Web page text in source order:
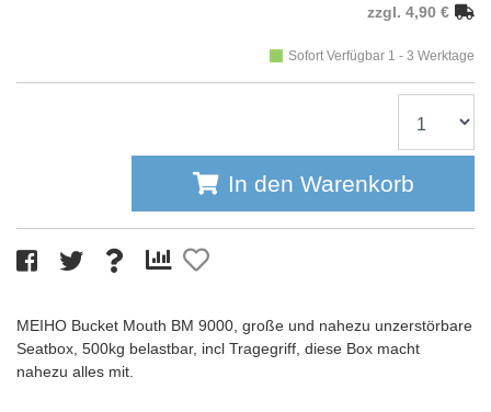
zzgl. 4,90 €
Sofort Verfügbar 1 - 3 Werktage
In den Warenkorb
MEIHO Bucket Mouth BM 9000, große und nahezu unzerstörbare
Seatbox, 500kg belastbar, incl Tragegriff, diese Box macht
nahezu alles mit.